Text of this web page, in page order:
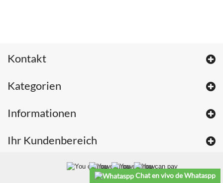
Kontakt
Kategorien
Informationen
Ihr Kundenbereich
Chat en vivo de Whataspp